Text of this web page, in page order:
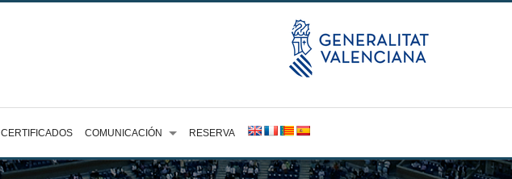
CERTIFICADOS COMUNICACIÓN RESERVA